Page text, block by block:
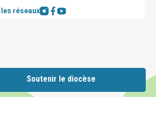
Soutenir le diocèse
réseaux